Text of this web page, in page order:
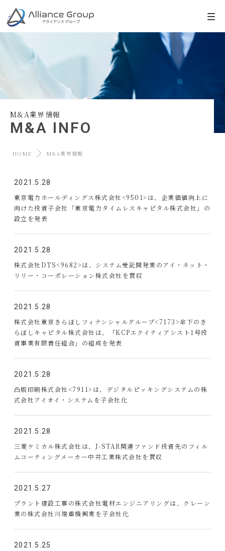
M&A業界情報
M&A INFO
HOME M&A業界情報
2021.5.28
東京電力ホールディングス株式会社<9501>は、企業価値向上に
向けた投資子会社「東京電力タイムレスキャピタル株式会社」の
設立を発表
2021.5.28
株式会社DTS<9682>は、システム受託開発業のアイ・ネット・
リリー・コーポレーション株式会社を買収
2021.5.28
株式会社東京きらぼしフィナンシャルグループ<7173>傘下のき
らぼしキャピタル株式会社は、「KCPエクイティアシスト1号投
資事業有限責任組合」の組成を発表
2021.5.28
凸版印刷株式会社<7911>は、デジタルピッキングシステムの株
式会社アイオイ・システムを子会社化
2021.5.28
三菱ケミカル株式会社は、J-STAR関連ファンド投資先のフィル
ムコーティングメーカー中井工業株式会社を買収
2021.5.27
プラント建設工事の株式会社電材エンジニアリングは、クレーン
業の株式会社川端重機興業を子会社化
2021.5.25